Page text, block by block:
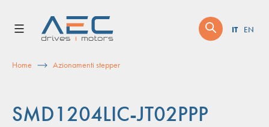
content
IT EN
Home Azionamenti stepper
SMD1204LIC-JT02PPP